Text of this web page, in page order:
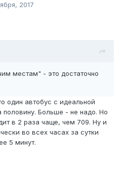
2017
местам" - это достаточно
один автобус с идеальной
половину. Больше - не надо. Но
в 2 раза чаще, чем 709. Ну и
во всех часах за сутки
5 минут.